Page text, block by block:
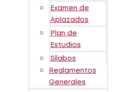
Examen de
Aplazados
Plan de
Estudios
Sílabos
Reglamentos
Generales